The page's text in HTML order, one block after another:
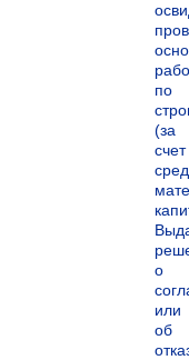
по
(за
счет
о
или
об